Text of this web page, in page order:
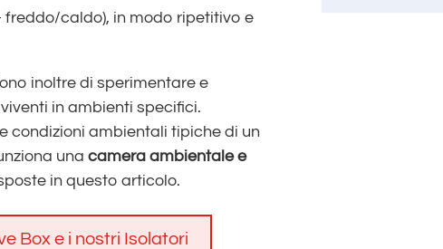
caldo), in modo ripetitivo e
inoltre di sperimentare e
in ambienti specifici.
condizioni ambientali tipiche di un
unacamera ambientale e
in questo articolo.
Box e i nostri Isolatori